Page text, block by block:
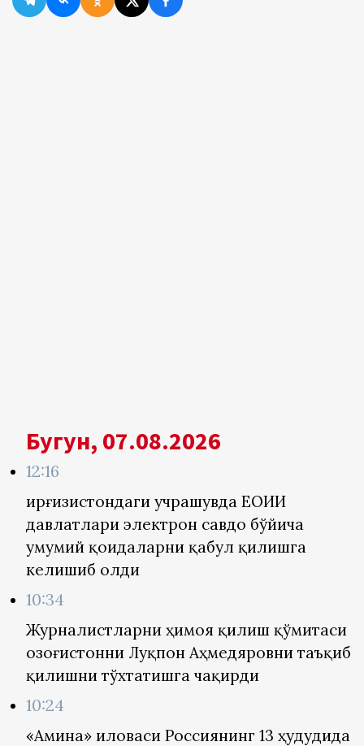
Бугун, 07.08.2026
12:16
Қирғизистондаги учрашувда ЕОИИ
давлатлари электрон савдо бўйича
умумий қоидаларни қабул қилишга
келишиб олди
10:34
Журналистларни ҳимоя қилиш қўмитаси
Қозоғистонни Луқпон Аҳмедяровни таъқиб
қилишни тўхтатишга чақирди
10:24
«Амина» иловаси Россиянинг 13 ҳудудида